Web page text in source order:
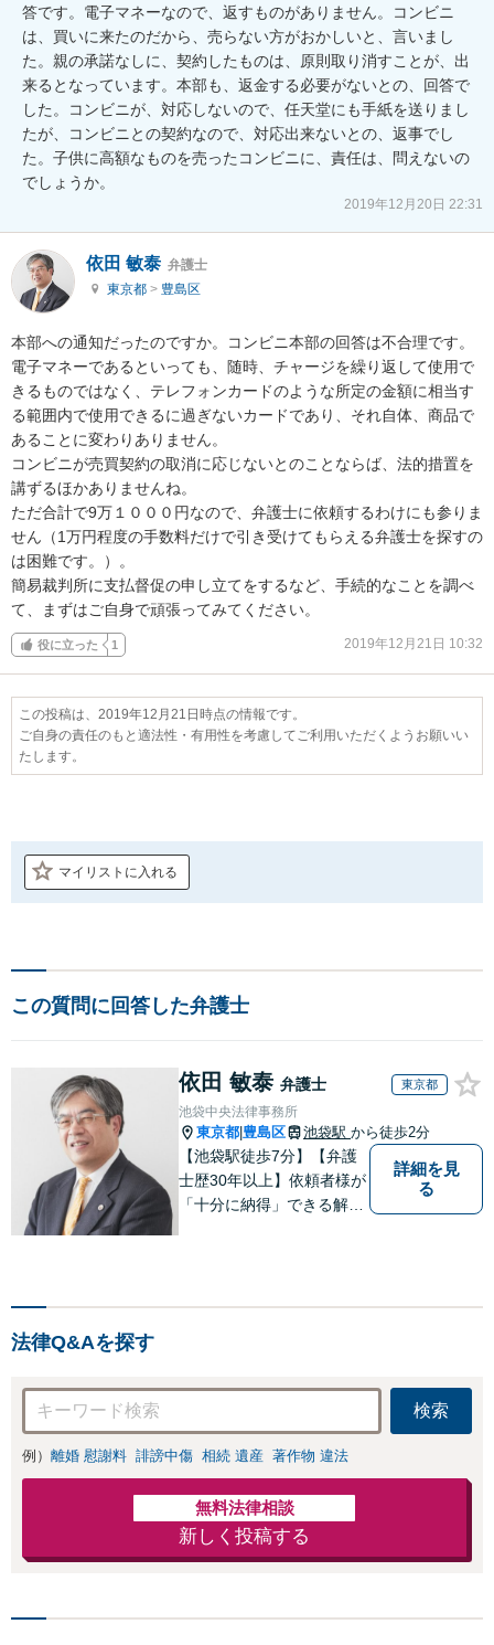
答です。電子マネーなので、返すものがありません。コンビニ
は、買いに来たのだから、売らない方がおかしいと、言いまし
た。親の承諾なしに、契約したものは、原則取り消すことが、出
来るとなっています。本部も、返金する必要がないとの、回答で
した。コンビニが、対応しないので、任天堂にも手紙を送りまし
たが、コンビニとの契約なので、対応出来ないとの、返事でし
た。子供に高額なものを売ったコンビニに、責任は、問えないの
でしょうか。
2019年12月20日 22:31
依田 敏泰 弁護士
東京都 > 豊島区
本部への通知だったのですか。コンビニ本部の回答は不合理です。
電子マネーであるといっても、随時、チャージを繰り返して使用で
きるものではなく、テレフォンカードのような所定の金額に相当す
る範囲内で使用できるに過ぎないカードであり、それ自体、商品で
あることに変わりありません。
コンビニが売買契約の取消に応じないとのことならば、法的措置を
講ずるほかありませんね。
ただ合計で9万１０００円なので、弁護士に依頼するわけにも参りま
せん（1万円程度の手数料だけで引き受けてもらえる弁護士を探すの
は困難です。）。
簡易裁判所に支払督促の申し立てをするなど、手続的なことを調べ
て、まずはご自身で頑張ってみてください。
役に立った 1 2019年12月21日 10:32
この投稿は、2019年12月21日時点の情報です。
ご自身の責任のもと適法性・有用性を考慮してご利用いただくようお願いい
たします。
マイリストに入れる
この質問に回答した弁護士
依田 敏泰 弁護士 東京都
池袋中央法律事務所
東京都 豊島区 池袋駅 から徒歩2分
【池袋駅徒歩7分】【弁護
士歴30年以上】依頼者様が
「十分に納得」できる解決
詳細を見
る
法律Q&Aを探す
検索
例） 離婚 慰謝料 誹謗中傷 相続 遺産 著作物 違法
無料法律相談
新しく投稿する